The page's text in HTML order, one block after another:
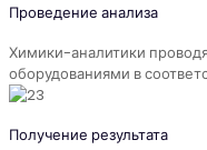
Проведение анализа
Химики-аналитики
оборудованиями в
Получение результата